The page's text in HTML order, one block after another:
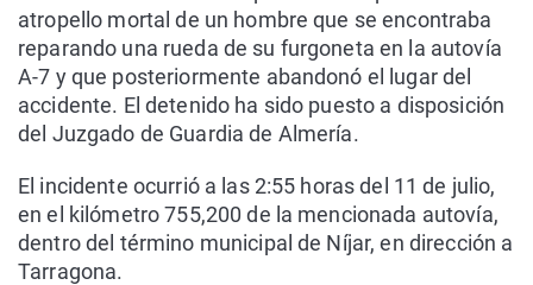
atropello mortal de un hombre que se encontraba
reparando una rueda de su furgoneta en la autovía
A-7 y que posteriormente abandonó el lugar del
accidente. El detenido ha sido puesto a disposición
del Juzgado de Guardia de Almería.
El incidente ocurrió a las 2:55 horas del 11 de julio,
en el kilómetro 755,200 de la mencionada autovía,
dentro del término municipal de Níjar, en dirección a
Tarragona.